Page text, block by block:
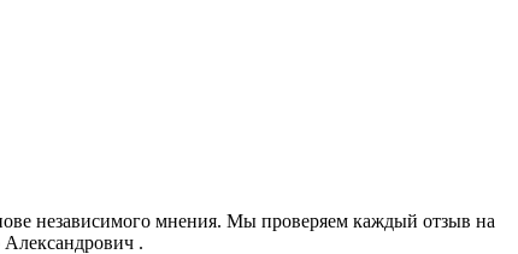
независимого мнения. Мы проверяем каждый отзыв на
.